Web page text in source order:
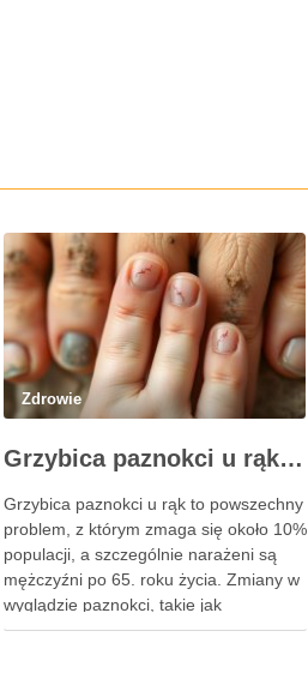
Zdrowie
Grzybica paznokci u rąk – objawy, przyczyny i skuteczne leczenie
Grzybica paznokci u rąk to powszechny
problem, z którym zmaga się około 10%
populacji, a szczególnie narażeni są
mężczyźni po 65. roku życia. Zmiany w
wyglądzie paznokci, takie jak
przebarwienia, zmatowienie i